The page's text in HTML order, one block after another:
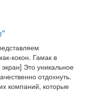
кокон. Гамак в
Это уникальное
отдохнуть.
компаний, которые